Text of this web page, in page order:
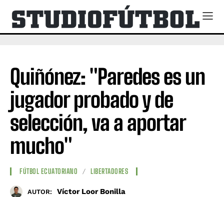
Quiñónez: "Paredes es un
jugador probado y de
selección, va a aportar
mucho"
FÚTBOL ECUATORIANO LIBERTADORES
AUTOR: Víctor Loor Bonilla